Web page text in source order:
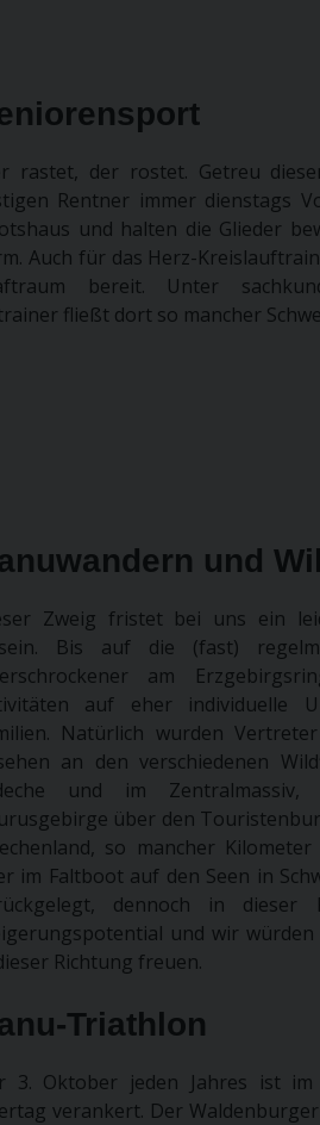
rastet, der rostet. Getreu
Rentner immer dienstags
und halten die Glieder
Auch für das Herz-
bereit. Unter
fließt dort so mancher
und
Zweig fristet bei uns ein
Bis auf die (fast)
am
auf eher individuelle
Natürlich wurden
an den verschiedenen
und im
über den
so mancher
im Faltboot auf den Seen in
dennoch in
und wir
Richtung freuen.
Triathlon
3. Oktober jeden Jahres ist
verankert. Der